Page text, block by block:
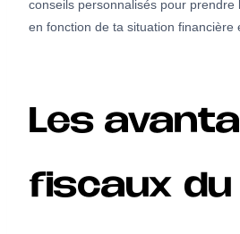
conseils personnalisés pour prendre
en fonction de ta situation financière
Les
fiscaux du